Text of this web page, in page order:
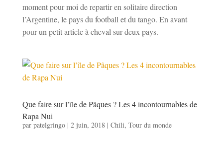
moment pour moi de repartir en solitaire direction
l’Argentine, le pays du football et du tango. En avant
pour un petit article à cheval sur deux pays.
Que faire sur l’île de Pâques ? Les 4 incontournables de
Rapa Nui
par patelgringo| 2 juin, 2018| Chili, Tour du monde